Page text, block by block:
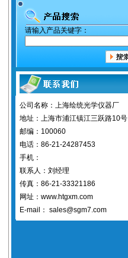
请输入产品关键字：
公司名称：上海绘统光学仪器厂
地址：上海市浦江镇江三跃路10号
邮编：100060
电话：86-21-24287453
手机：
联系人：刘经理
传真：86-21-33321186
网址：www.htgxm.com
E-mail： sales@sgm7.com